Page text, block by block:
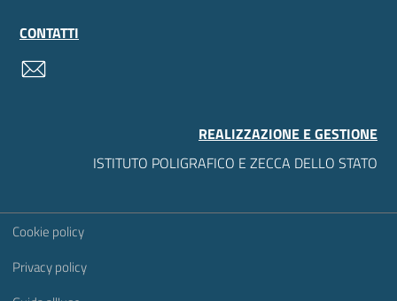
CONTATTI
REALIZZAZIONE E GESTIONE
ISTITUTO POLIGRAFICO E ZECCA DELLO STATO
Sezione Link Utili
Cookie policy
Privacy policy